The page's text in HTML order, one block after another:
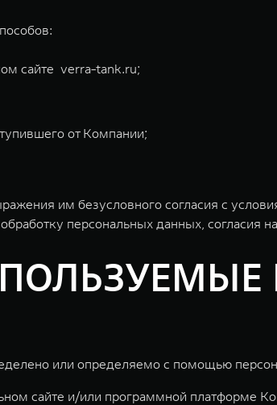
сайте verra-tank.ru;
от Компании;
им безусловного согласия с
персональных данных, согласия
или определяемо с помощью
сайте и/или программной платформе